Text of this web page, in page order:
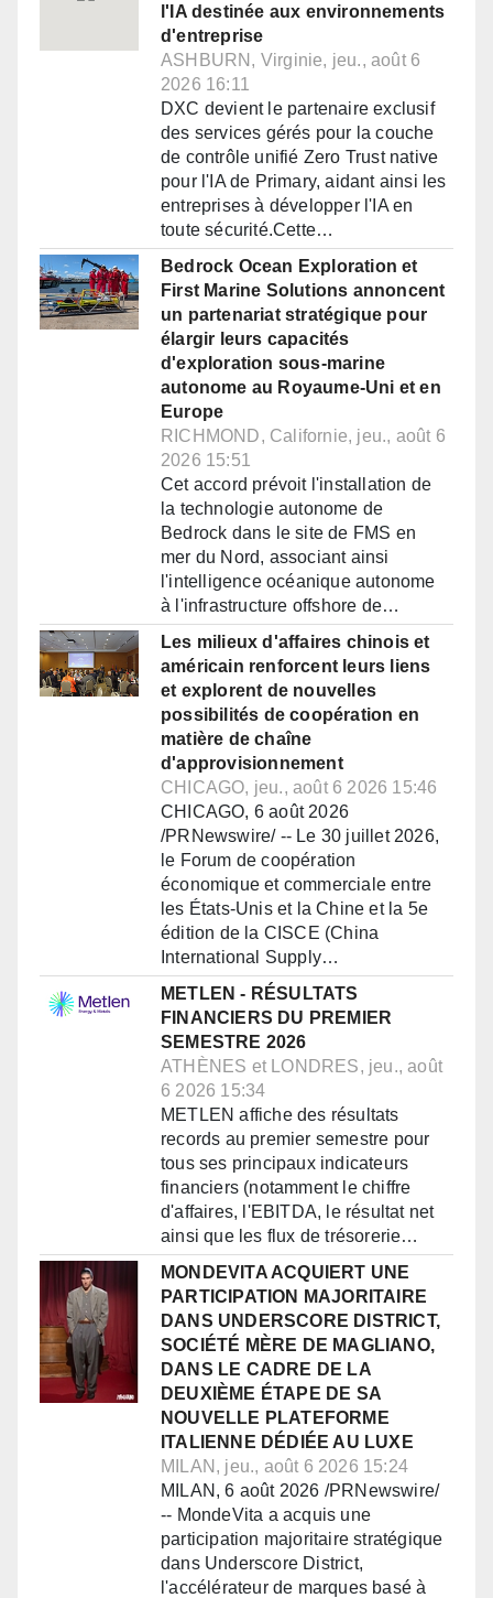
l'IA destinée aux environnements
d'entreprise
ASHBURN, Virginie, jeu., août 6
2026 16:11
DXC devient le partenaire exclusif
des services gérés pour la couche
de contrôle unifié Zero Trust native
pour l'IA de Primary, aidant ainsi les
entreprises à développer l'IA en
toute sécurité.Cette…
Bedrock Ocean Exploration et
First Marine Solutions annoncent
un partenariat stratégique pour
élargir leurs capacités
d'exploration sous-marine
autonome au Royaume-Uni et en
Europe
RICHMOND, Californie, jeu., août 6
2026 15:51
Cet accord prévoit l'installation de
la technologie autonome de
Bedrock dans le site de FMS en
mer du Nord, associant ainsi
l'intelligence océanique autonome
à l'infrastructure offshore de…
Les milieux d'affaires chinois et
américain renforcent leurs liens
et explorent de nouvelles
possibilités de coopération en
matière de chaîne
d'approvisionnement
CHICAGO, jeu., août 6 2026 15:46
CHICAGO, 6 août 2026
/PRNewswire/ -- Le 30 juillet 2026,
le Forum de coopération
économique et commerciale entre
les États-Unis et la Chine et la 5e
édition de la CISCE (China
International Supply…
METLEN - RÉSULTATS
FINANCIERS DU PREMIER
SEMESTRE 2026
ATHÈNES et LONDRES, jeu., août
6 2026 15:34
METLEN affiche des résultats
records au premier semestre pour
tous ses principaux indicateurs
financiers (notamment le chiffre
d'affaires, l'EBITDA, le résultat net
ainsi que les flux de trésorerie…
MONDEVITA ACQUIERT UNE
PARTICIPATION MAJORITAIRE
DANS UNDERSCORE DISTRICT,
SOCIÉTÉ MÈRE DE MAGLIANO,
DANS LE CADRE DE LA
DEUXIÈME ÉTAPE DE SA
NOUVELLE PLATEFORME
ITALIENNE DÉDIÉE AU LUXE
MILAN, jeu., août 6 2026 15:24
MILAN, 6 août 2026 /PRNewswire/
-- MondeVita a acquis une
participation majoritaire stratégique
dans Underscore District,
l'accélérateur de marques basé à